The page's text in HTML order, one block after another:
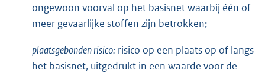
ongewoon voorval op het basisnet waarbij één of
meer gevaarlijke stoffen zijn betrokken;
plaatsgebonden risico: risico op een plaats op of langs
het basisnet, uitgedrukt in een waarde voor de